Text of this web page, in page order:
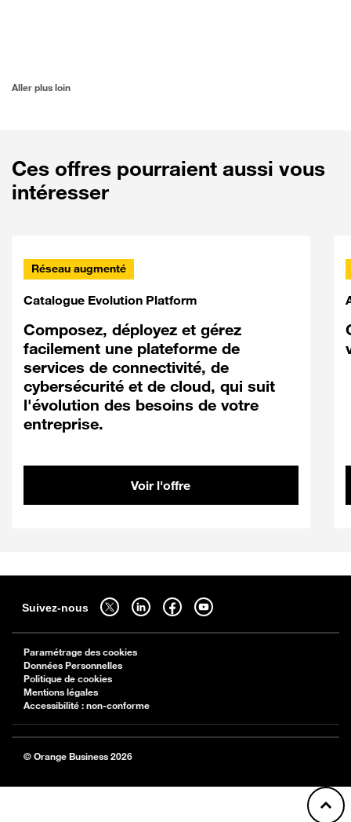
Aller plus loin
Ces offres pourraient aussi vous
intéresser
Réseau augmenté
Catalogue Evolution Platform
Composez, déployez et gérez
facilement une plateforme de
services de connectivité, de
cybersécurité et de cloud, qui suit
l'évolution des besoins de votre
entreprise.
Voir l'offre
Suivez-nous
Suivez-nous sur twitter - ouverture dans un nouvel onglet
Suivez-nous sur linkedin - ouverture dans un nouvel onglet
Suivez-nous sur facebook - ouverture dans un
Suivez-nous sur youtube - ouverture dans
Paramétrage des cookies
Données Personnelles
Politique de cookies
Mentions légales
Accessibilité : non-conforme
© Orange Business 2026